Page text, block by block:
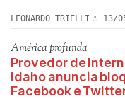
LEONARDO TRIELLI 13/
América profunda
Provedor de
Idaho anuncia
Facebook e